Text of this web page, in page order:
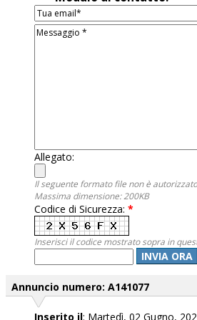
Allegato:
Il seguente formato file non è
Massima dimensione: 200KB
Codice di Sicurezza: *
Inserisci il codice mostrato sopra in
INVIA ORA
Annuncio numero: A141077
Inserito il: Martedì, 02 Gugno,